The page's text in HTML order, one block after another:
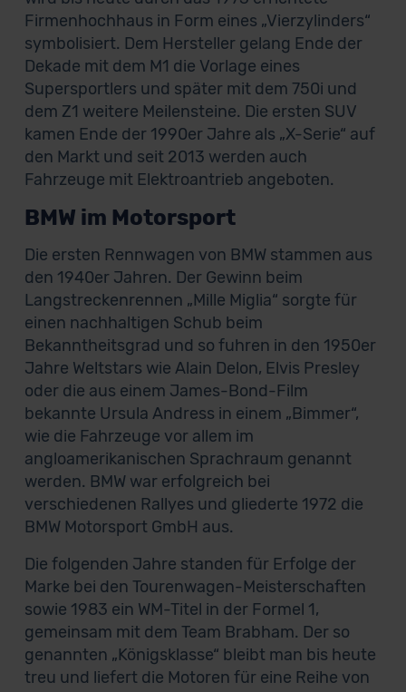
Firmenhochhaus in Form eines „Vierzylinders“
symbolisiert. Dem Hersteller gelang Ende der
Dekade mit dem M1 die Vorlage eines
Supersportlers und später mit dem 750i und
dem Z1 weitere Meilensteine. Die ersten SUV
kamen Ende der 1990er Jahre als „X-Serie“ auf
den Markt und seit 2013 werden auch
Fahrzeuge mit Elektroantrieb angeboten.
BMW im Motorsport
Die ersten Rennwagen von BMW stammen aus
den 1940er Jahren. Der Gewinn beim
Langstreckenrennen „Mille Miglia“ sorgte für
einen nachhaltigen Schub beim
Bekanntheitsgrad und so fuhren in den 1950er
Jahre Weltstars wie Alain Delon, Elvis Presley
oder die aus einem James-Bond-Film
bekannte Ursula Andress in einem „Bimmer“,
wie die Fahrzeuge vor allem im
angloamerikanischen Sprachraum genannt
werden. BMW war erfolgreich bei
verschiedenen Rallyes und gliederte 1972 die
BMW Motorsport GmbH aus.
Die folgenden Jahre standen für Erfolge der
Marke bei den Tourenwagen-Meisterschaften
sowie 1983 ein WM-Titel in der Formel 1,
gemeinsam mit dem Team Brabham. Der so
genannten „Königsklasse“ bleibt man bis heute
treu und liefert die Motoren für eine Reihe von